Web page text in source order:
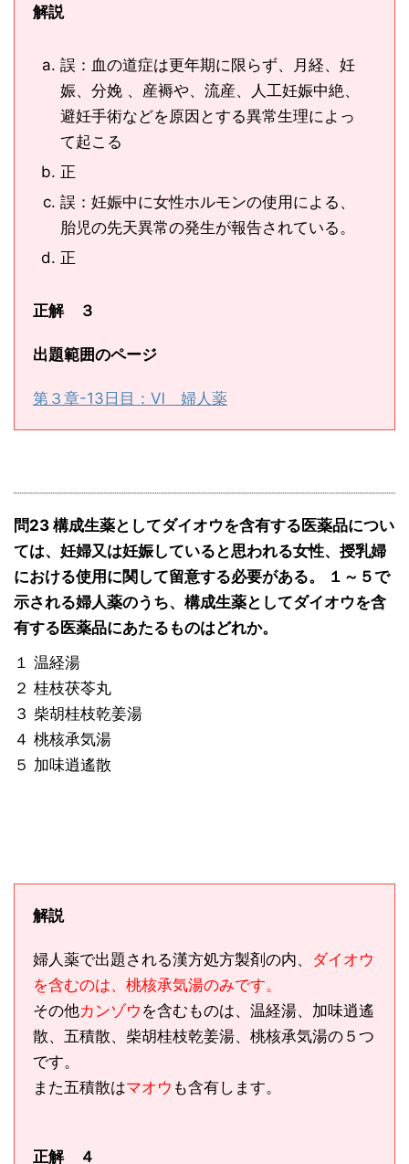
解説
誤：血の道症は更年期に限らず、月経、妊
娠、分娩 、産褥や、流産、人工妊娠中絶、
避妊手術などを原因とする異常生理によっ
て起こる
正
誤：妊娠中に女性ホルモンの使用による、
胎児の先天異常の発生が報告されている。
正
正解 ３
出題範囲のページ
第３章-13日目：Ⅵ 婦人薬
問23 構成生薬としてダイオウを含有する医薬品につい
ては、妊婦又は妊娠していると思われる女性、授乳婦
における使用に関して留意する必要がある。 １～５で
示される婦人薬のうち、構成生薬としてダイオウを含
有する医薬品にあたるものはどれか。
１ 温経湯
２ 桂枝茯苓丸
３ 柴胡桂枝乾姜湯
４ 桃核承気湯
５ 加味逍遙散
解説
婦人薬で出題される漢方処方製剤の内、 ダイオウ
を含むのは、桃核承気湯のみです。
その他カンゾウ を含むものは、温経湯、加味逍遙
散、五積散、柴胡桂枝乾姜湯、桃核承気湯の５つ
です。
また五積散はマオウ も含有します。
正解 ４